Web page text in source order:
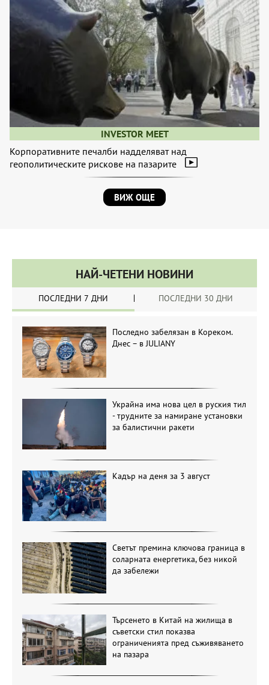
INVESTOR MEET
Корпоративните печалби надделяват над
геополитическите рискове на пазарите
ВИЖ ОЩЕ
НАЙ-ЧЕТЕНИ НОВИНИ
ПОСЛЕДНИ 7 ДНИ ПОСЛЕДНИ 30 ДНИ
Последно забелязан в Кореком.
Днес – в JULIANY
Украйна има нова цел в руския тил
- трудните за намиране установки
за балистични ракети
Кадър на деня за 3 август
Светът премина ключова граница в
соларната енергетика, без никой
да забележи
Търсенето в Китай на жилища в
съветски стил показва
ограниченията пред съживяването
на пазара